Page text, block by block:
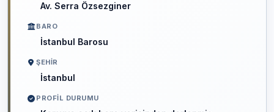
Av. Serra Özsezginer
BARO
İstanbul Barosu
ŞEHIR
İstanbul
PROFIL DURUMU